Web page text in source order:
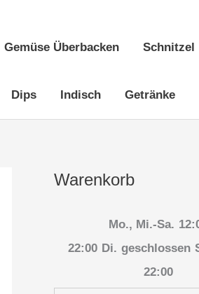
Gemüse Überbacken Schnitzel
Dips Indisch Getränke
Warenkorb
Mo., Mi.-Sa.
22:00 Di. geschlossen
22:00